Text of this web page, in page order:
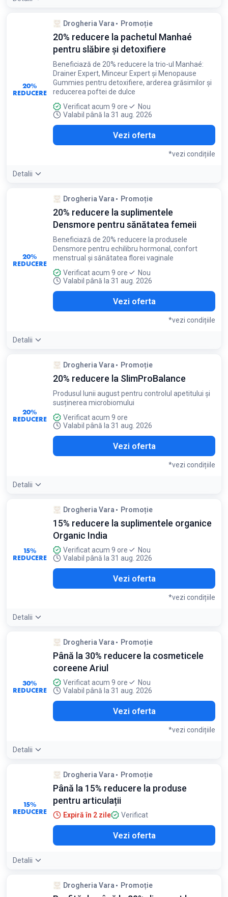
Valabil în limita stocului disponibil
20%
REDUCERE
Drogheria Vara Promoție
20% reducere la pachetul Manhaé
pentru slăbire și detoxifiere
Beneficiază de 20% reducere la trio-ul Manhaé:
Drainer Expert, Minceur Expert și Menopause
Gummies pentru detoxifiere, arderea grăsimilor și
reducerea poftei de dulce
Verificat acum 9 ore
Nou
Valabil până la 31 aug. 2026
Vezi oferta
*vezi condițiile
Detalii
Reducerea se aplică doar la pachetul format din cele trei
produse Manhaé, în limita stocului disponibil
20%
REDUCERE
Drogheria Vara Promoție
20% reducere la suplimentele
Densmore pentru sănătatea femeii
Beneficiază de 20% reducere la produsele
Densmore pentru echilibru hormonal, confort
menstrual și sănătatea florei vaginale
Verificat acum 9 ore
Nou
Valabil până la 31 aug. 2026
Vezi oferta
*vezi condițiile
Detalii
Reducerea se aplică în limita stocului disponibil
20%
REDUCERE
Drogheria Vara Promoție
20% reducere la SlimProBalance
Produsul lunii august pentru controlul apetitului și
susținerea microbiomului
Verificat acum 9 ore
Valabil până la 31 aug. 2026
Vezi oferta
*vezi condițiile
Detalii
Valabil doar pentru produsul SlimProBalance. Nu se
cumulează cu alte oferte
15%
REDUCERE
Drogheria Vara Promoție
15% reducere la suplimentele organice
Organic India
Verificat acum 9 ore
Nou
Valabil până la 31 aug. 2026
Vezi oferta
*vezi condițiile
Detalii
Valabil pentru suplimentele organice marca Organic India, în
limita stocului disponibil
30%
REDUCERE
Drogheria Vara Promoție
Până la 30% reducere la cosmeticele
coreene Ariul
Verificat acum 9 ore
Nou
Valabil până la 31 aug. 2026
Vezi oferta
*vezi condițiile
Detalii
Reducerea se aplică produselor Ariul, în limita stocului
15%
REDUCERE
Drogheria Vara Promoție
Până la 15% reducere la produse
pentru articulații
Expiră în 2 zile Verificat
Vezi oferta
Detalii
Drogheria Vara Promoție